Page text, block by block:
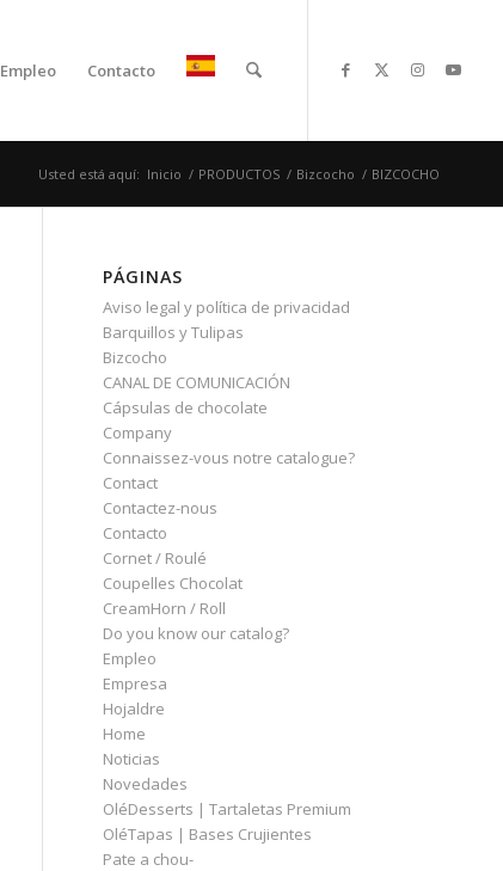
Empleo Contacto
Usted está aquí: Inicio / PRODUCTOS / Bizcocho / BIZCOCHO
PÁGINAS
Aviso legal y política de privacidad
Barquillos y Tulipas
Bizcocho
CANAL DE COMUNICACIÓN
Cápsulas de chocolate
Company
Connaissez-vous notre catalogue?
Contact
Contactez-nous
Contacto
Cornet / Roulé
Coupelles Chocolat
CreamHorn / Roll
Do you know our catalog?
Empleo
Empresa
Hojaldre
Home
Noticias
Novedades
OléDesserts | Tartaletas Premium
OléTapas | Bases Crujientes
Pate a chou-